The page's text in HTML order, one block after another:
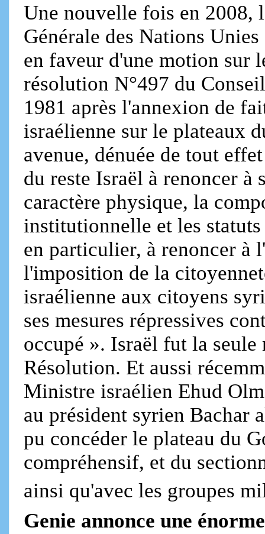
Une nouvelle fois en 2008,
Générale des Nations
en faveur d'une motion sur
résolution N°497 du
1981 après l'annexion de
israélienne sur le plateaux
avenue, dénuée de tout
du reste Israël à renoncer
caractère physique, la
institutionnelle et les
en particulier, à renoncer
l'imposition de la
israélienne aux citoyens
ses mesures répressives
occupé ». Israël fut la
Résolution. Et aussi
Ministre israélien Ehud
au président syrien Bachar
pu concéder le plateau du
compréhensif, et du
ainsi qu'avec les groupes
Genie annonce une